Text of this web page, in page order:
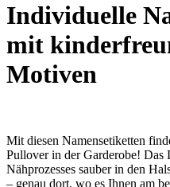
Individuelle
mit
Motiven
Mit diesen Namensetiketten
Pullover in der Garderobe! Das
Nähprozesses sauber in den
– genau dort, wo es Ihnen am